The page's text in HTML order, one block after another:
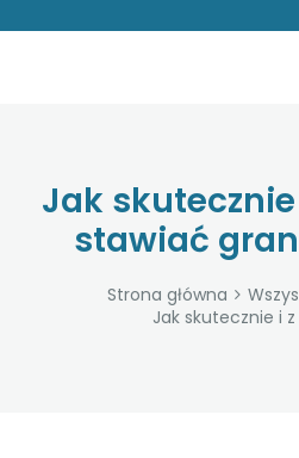
Jak
stawiać
Strona główna
Jak skutecznie i z
WIEDZA
DO POBRANIA
KONTAKT